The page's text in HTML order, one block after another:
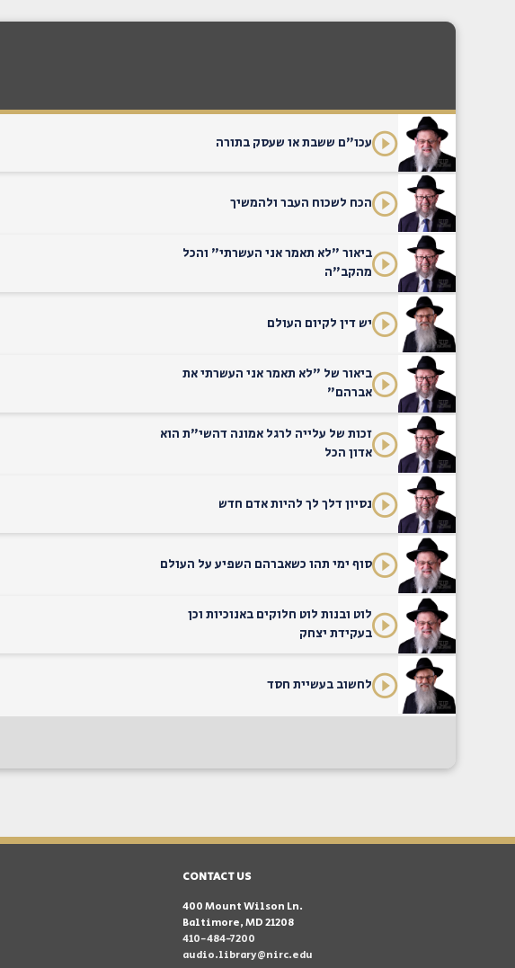
עכו"ם ששבת או שעסק בתורה
הכח לשכוח העבר ולהמשיך
ביאור "לא תאמר אני העשרתי" והכל
מהקב"ה
יש דין לקיום העולם
ביאור של "לא תאמר אני העשרתי את
אברהם"
זכות של עלייה לרגל אמונה דהשי"ת הוא
אדון הכל
נסיון דלך לך להיות אדם חדש
סוף ימי תהו כשאברהם השפיע על העולם
לוט ובנות לוט חלוקים באנוכיות וכן
בעקידת יצחק
לחשוב בעשיית חסד
CONTACT US
400 Mount Wilson Ln.
Baltimore, MD 21208
410-484-7200
audio.library@nirc.edu